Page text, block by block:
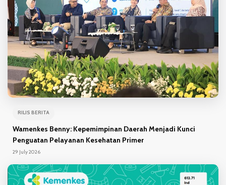
RILIS BERITA
Wamenkes Benny: Kepemimpinan Daerah Menjadi Kunci
Penguatan Pelayanan Kesehatan Primer
29 July 2026